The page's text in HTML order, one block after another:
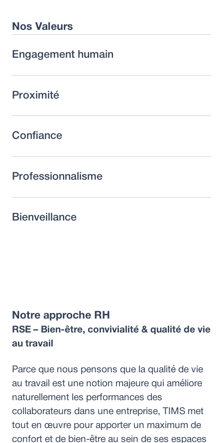
Nos Valeurs
Engagement humain
Proximité
Confiance
Professionnalisme
Bienveillance
Notre approche RH
RSE – Bien-être, convivialité & qualité de vie
au travail
Parce que nous pensons que la qualité de vie
au travail est une notion majeure qui améliore
naturellement les performances des
collaborateurs dans une entreprise, TIMS met
tout en œuvre pour apporter un maximum de
confort et de bien-être au sein de ses espaces